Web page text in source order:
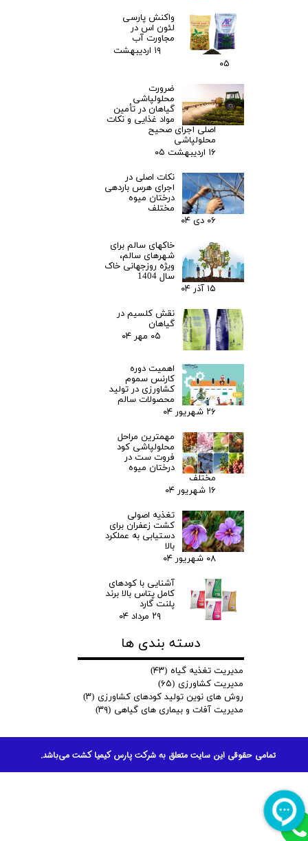
واکنش پارسی
لئون اس در
مجاورت آب
۱۹ اردیبهشت
۰۵
ضرورت
محلولپاشی
گیاهان در تأمین
مواد غذایی و نکات
اصلی اجرای صحیح
محلولپاشی
۱۶ اردیبهشت ۰۵
نکات اصلی در
اجرای هرس باردهی
درختان میوه
مختلف
۰۶ دی ۰۴
خاکهای سالم برای
شهرهای سالم،
ویژه روزجهانی خاک
سال 1404
۱۵ آذر ۰۴
نقش کلسیم در
گیاهان
۰۵ مهر ۰۴
اهمیت دوره
کارنس سموم
کشاورزی در تولید
محصولات سالم
۲۶ شهریور ۰۴
مهمترین مراحل
محلولپاشی کود
فروت ست در
درختان میوه
مختلف
۱۶ شهریور ۰۴
تغذیه اصولی
کشت زعفران برای
دستیابی به عملکرد
بالا
۰۸ شهریور ۰۴
آشنایی با کودهای
کامل پتاس بالا برند
پلنت گارد
۲۹ مرداد ۰۴
دسته بندی ها
مدیریت تغذیه گیاه (۴۳)
مدیریت کشاورزی (۶۵)
روش های نوین تولید کودهای کشاورزی (۳)
مدیریت آفات و بیماری های گیاهی (۳۹)
تمامی حقوقی این سایت متعلق به شرکت پارس کیمیا کشت می‌باشد.